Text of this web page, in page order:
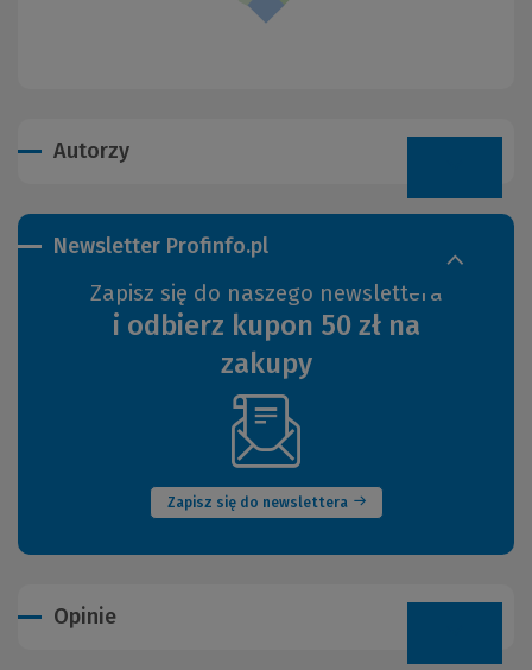
Autorzy
Newsletter Profinfo.pl
Zapisz się do naszego newslettera
i odbierz kupon 50 zł na
zakupy
Zapisz się do newslettera
(Nowe
okno)
Opinie